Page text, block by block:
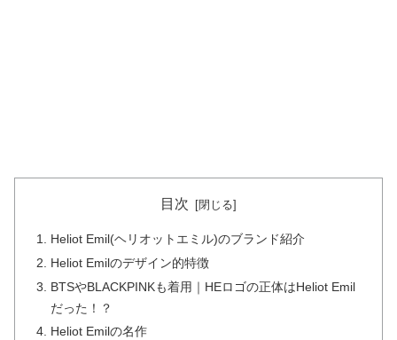
目次
Heliot Emil(ヘリオットエミル)のブランド紹介
Heliot Emilのデザイン的特徴
BTSやBLACKPINKも着用｜HEロゴの正体はHeliot Emil
だった！？
Heliot Emilの名作